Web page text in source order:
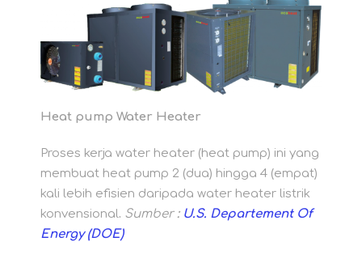
Heat pump Water Heater
Proses kerja water heater (heat pump) ini yang
membuat heat pump 2 (dua) hingga 4 (empat)
kali lebih efisien daripada water heater listrik
konvensional. Sumber: U.S. Departement Of
Energy (DOE)